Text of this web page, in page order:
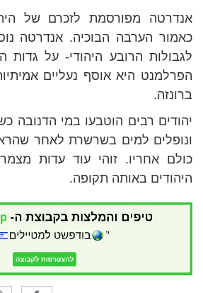
אנדרטה מפורסמת לזכרם של
כאמור הערבה הבוכיה. אנדרטה
לגבולות הרובע היהודי- על גדות
הפרלמנט היא אוסף נעליים
ברונזה.
יהודים רבים הוטבעו במי הדנובה
ונופלים למים בשרשרת לאחר
כולם אחריו. זוהי עוד עדות
היהודים באותה תקופה.